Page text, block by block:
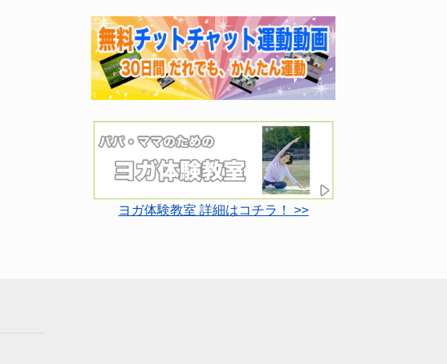
ヨガ体験教室 詳細はコチラ！ >>